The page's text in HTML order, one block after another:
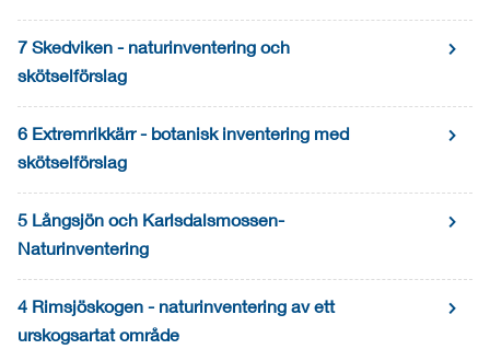
7 Skedviken - naturinventering och
skötselförslag
6 Extremrikkärr - botanisk inventering med
skötselförslag
5 Långsjön och Karlsdalsmossen-
Naturinventering
4 Rimsjöskogen - naturinventering av ett
urskogsartat område